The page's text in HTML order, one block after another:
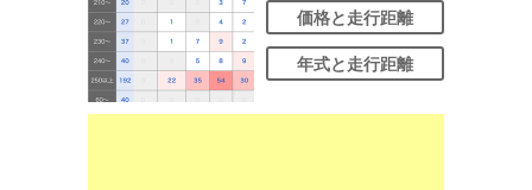
価格と走行距離
年式と走行距離